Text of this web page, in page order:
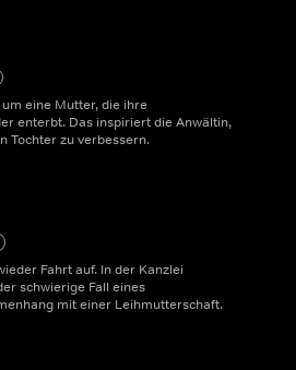
eine Mutter, die ihre
enterbt. Das inspiriert die Anwältin,
Tochter zu verbessern.
Fahrt auf. In der Kanzlei
schwierige Fall eines
mit einer Leihmutterschaft.